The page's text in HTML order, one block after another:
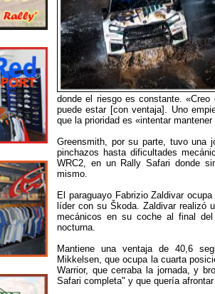
donde el riesgo es constante.
puede estar [con ventaja]. Uno
que la prioridad es «intentar
Greensmith, por su parte, tuvo una
pinchazos hasta dificultades
WRC2, en un Rally Safari donde
mismo.
El paraguayo Fabrizio Zaldivar
líder con su Škoda. Zaldivar realizó
mecánicos en su coche al final
nocturna.
Mantiene una ventaja de 40,6
Mikkelsen, que ocupa la cuarta
Warrior, que cerraba la jornada, y
Safari completa" y que quería